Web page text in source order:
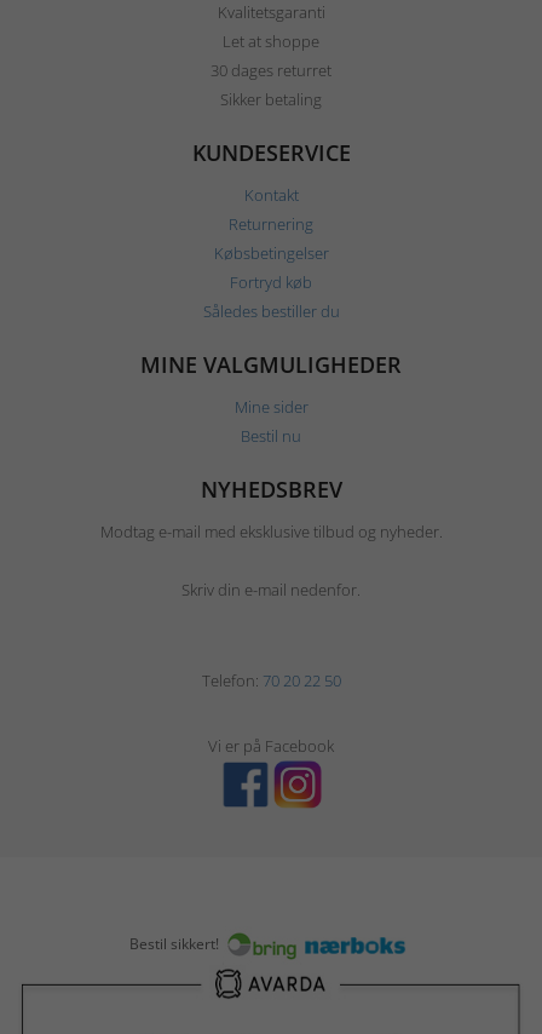
Kvalitetsgaranti
Let at shoppe
30 dages returret
Sikker betaling
KUNDESERVICE
Kontakt
Returnering
Købsbetingelser
Fortryd køb
Således bestiller du
MINE VALGMULIGHEDER
Mine sider
Bestil nu
NYHEDSBREV
Modtag e-mail med eksklusive tilbud og nyheder.
Skriv din e-mail nedenfor.
Telefon: 70 20 22 50
Vi er på Facebook
Bestil sikkert!